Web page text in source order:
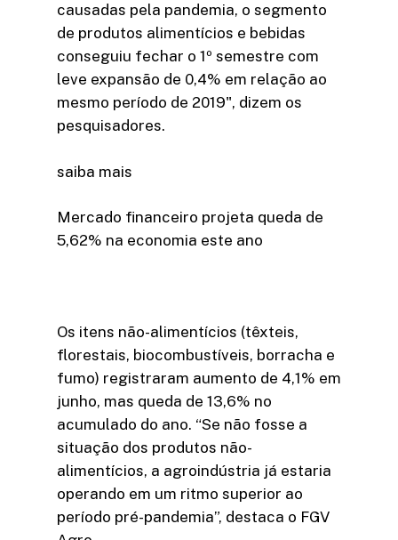
causadas pela pandemia, o segmento
de produtos alimentícios e bebidas
conseguiu fechar o 1º semestre com
leve expansão de 0,4% em relação ao
mesmo período de 2019", dizem os
pesquisadores.
saiba mais
Mercado financeiro projeta queda de
5,62% na economia este ano
Os itens não-alimentícios (têxteis,
florestais, biocombustíveis, borracha e
fumo) registraram aumento de 4,1% em
junho, mas queda de 13,6% no
acumulado do ano. “Se não fosse a
situação dos produtos não-
alimentícios, a agroindústria já estaria
operando em um ritmo superior ao
período pré-pandemia”, destaca o FGV